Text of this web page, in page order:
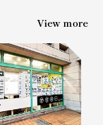
View more